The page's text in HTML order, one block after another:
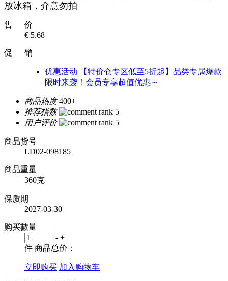
放冰箱，介意勿拍
售 价
€ 5.68
促 销
优惠活动
【特价仓专区低至5折起】品类专属爆款
限时来袭！会员专享超值优惠～
商品热度 400+
推荐指数
用户评价
商品货号
LD02-098185
商品重量
360克
保质期
2027-03-30
购买數量
- +
件 商品总价：
立即购买 加入购物车